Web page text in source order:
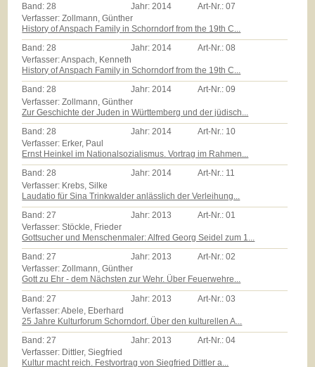
Band: 28 Jahr: 2014 Art-Nr.:07
Verfasser: Zollmann, Günther
History of Anspach Family in Schorndorf from the 19th C...
Band:28 Jahr:2014 Art-Nr.:08
Verfasser: Anspach, Kenneth
History of Anspach Family in Schorndorf from the 19th C...
Band:28 Jahr:2014 Art-Nr.:09
Verfasser: Zollmann, Günther
Zur Geschichte der Juden in Württemberg und der jüdisch...
Band:28 Jahr:2014 Art-Nr.: 10
Verfasser: Erker, Paul
Ernst Heinkel im Nationalsozialismus. Vortrag im Rahmen...
Band:28 Jahr:2014 Art-Nr.: 11
Verfasser: Krebs, Silke
Laudatio für Sina Trinkwalder anlässlich der Verleihung...
Band: 27 Jahr: 2013 Art-Nr.:01
Verfasser: Stöckle, Frieder
Gottsucher und Menschenmaler: Alfred Georg Seidel zum 1...
Band:27 Jahr:2013 Art-Nr.:02
Verfasser: Zollmann, Günther
Gott zu Ehr - dem Nächsten zur Wehr. Über Feuerwehre...
Band: 27 Jahr: 2013 Art-Nr.:03
Verfasser: Abele, Eberhard
25 Jahre Kulturforum Schorndorf. Über den kulturellen A...
Band:27 Jahr:2013 Art-Nr.:04
Verfasser: Dittler, Siegfried
Kultur macht reich. Festvortrag von Siegfried Dittler a...